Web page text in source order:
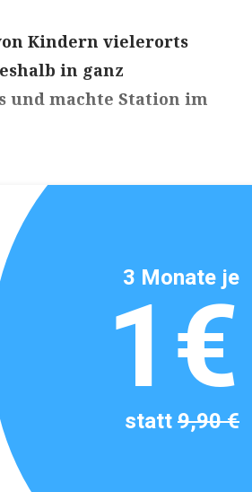
Kindern vielerorts
in ganz
und machte Station im
3 Monate je
1€
statt9,90 €